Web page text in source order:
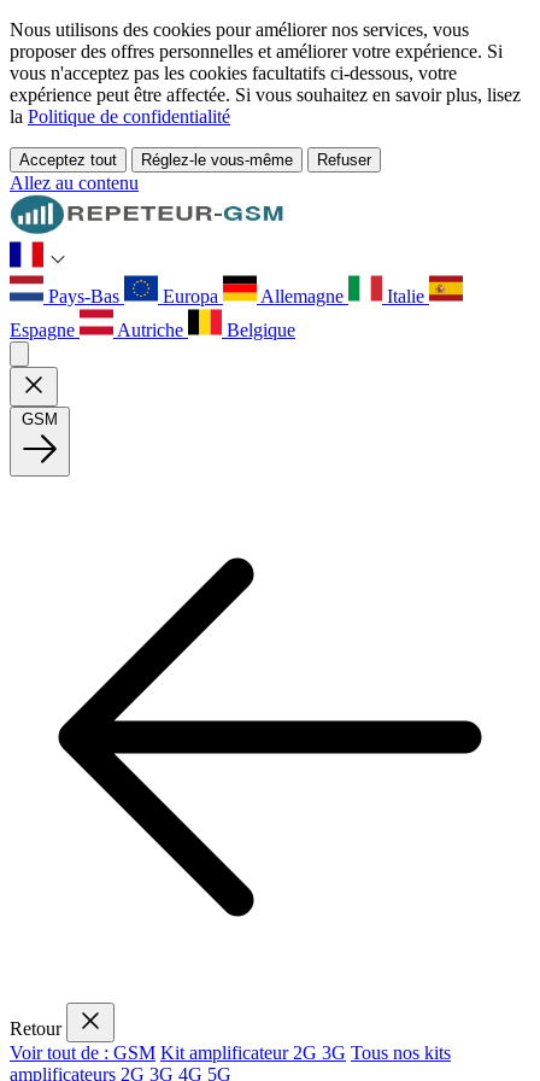
Nous utilisons des cookies pour améliorer nos services, vous
proposer des offres personnelles et améliorer votre expérience. Si
vous n'acceptez pas les cookies facultatifs ci-dessous, votre
expérience peut être affectée. Si vous souhaitez en savoir plus, lisez
la Politique de confidentialité
Acceptez tout Réglez-le vous-même Refuser
Allez au contenu
Pays-Bas Europa Allemagne
Italie
Espagne
Autriche Belgique
GSM
Retour
Voir tout de : GSM Kit amplificateur 2G 3G Tous nos kits
amplificateurs 2G 3G 4G 5G